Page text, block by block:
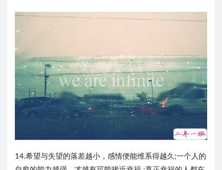
14.希望与失望的落差越小，感情便能维系得越久;一个人的